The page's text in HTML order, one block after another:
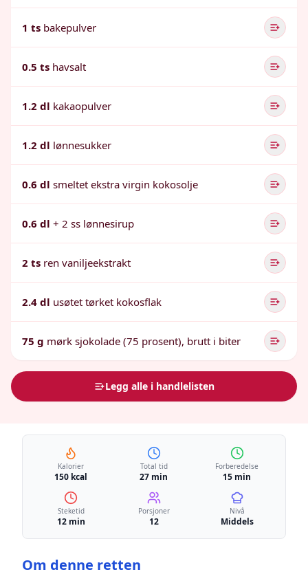
1 ts bakepulver
0.5 ts havsalt
1.2 dl kakaopulver
1.2 dl lønnesukker
0.6 dl smeltet ekstra virgin kokosolje
0.6 dl + 2 ss lønnesirup
2 ts ren vaniljeekstrakt
2.4 dl usøtet tørket kokosflak
75 g mørk sjokolade (75 prosent), brutt i biter
Legg alle i handlelisten
Kalorier
150 kcal
Total tid
27 min
Forberedelse
15 min
Steketid
12 min
Porsjoner
12
Nivå
Middels
Om denne retten